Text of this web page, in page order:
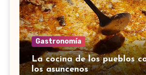
Gastronomía
La cocina de los pueblos
los asuncenos